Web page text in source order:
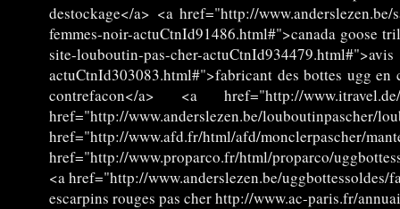
destockage</a> <a href="http://
femmes-noir-actuCtnId91486.html#">canada goose
site-louboutin-pas-cher-
actuCtnId303083.html#">fabricant des bottes ugg
contrefacon</a> <a href="http://
href="http://www.anderslezen.be/
href="http://www.afd.fr/html/afd/monclerpascher/
href="http://www.proparco.fr/html/proparco/
<a href="http://www.anderslezen.be/
escarpins rouges pas cher http://www.ac-paris.fr/